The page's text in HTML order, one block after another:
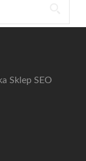
Sklep SEO